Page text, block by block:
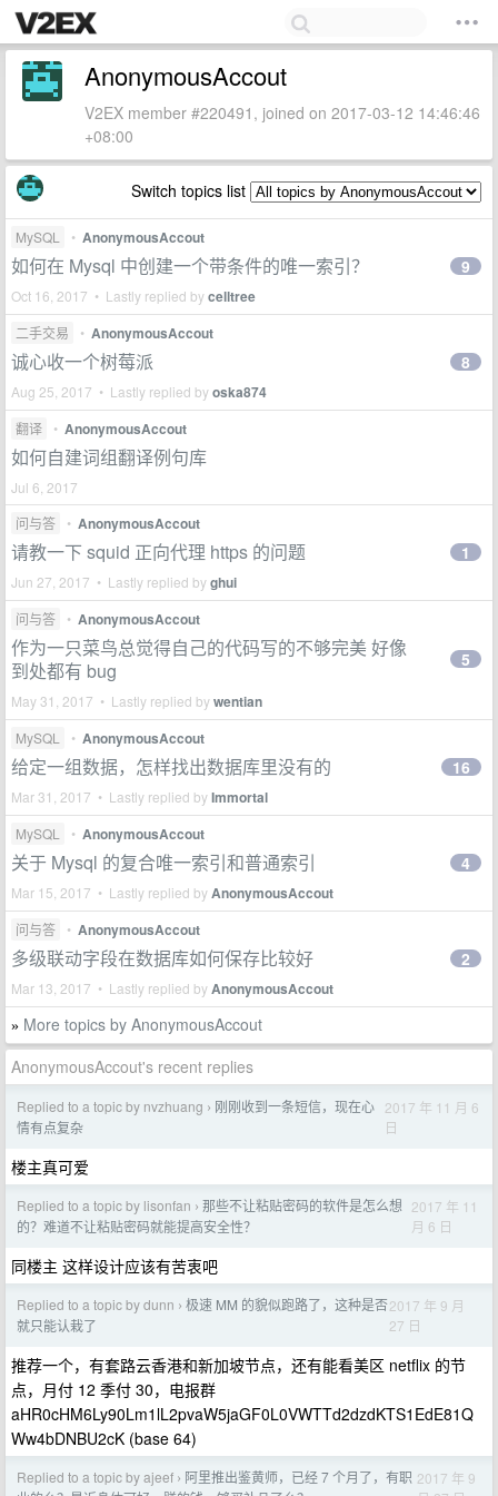
AnonymousAccout
V2EX member #220491, joined on 2017-03-12 14:46:46
+08:00
Switch topics list
MySQL • AnonymousAccout
如何在 Mysql 中创建一个带条件的唯一索引？
Oct 16, 2017 • Lastly replied bycelltree
9
二手交易 • AnonymousAccout
诚心收一个树莓派
Aug 25, 2017 • Lastly replied byoska874
8
翻译 • AnonymousAccout
如何自建词组翻译例句库
Jul 6, 2017
问与答
• AnonymousAccout
请教一下 squid 正向代理 https 的问题
Jun 27, 2017 • Lastly replied byghui
1
问与答 • AnonymousAccout
作为一只菜鸟总觉得自己的代码写的不够完美 好像
到处都有 bug
May 31, 2017 • Lastly replied bywentian
5
MySQL • AnonymousAccout
给定一组数据，怎样找出数据库里没有的
Mar 31, 2017 • Lastly replied byImmortal
16
MySQL • AnonymousAccout
关于 Mysql 的复合唯一索引和普通索引
Mar 15, 2017 • Lastly replied byAnonymousAccout
4
问与答 • AnonymousAccout
多级联动字段在数据库如何保存比较好
Mar 13, 2017 • Lastly replied byAnonymousAccout
2
» More topics by AnonymousAccout
AnonymousAccout's recent replies
Replied to a topic by nvzhuang › 刚刚收到一条短信，现在心
情有点复杂
2017 年 11 月 6
日
楼主真可爱
Replied to a topic by lisonfan › 那些不让粘贴密码的软件是怎么想
的？难道不让粘贴密码就能提高安全性？
2017 年 11
月 6 日
同楼主 这样设计应该有苦衷吧
Replied to a topic by dunn › 极速 MM 的貌似跑路了，这种是否
就只能认栽了
2017 年 9 月
27 日
推荐一个，有套路云香港和新加坡节点，还有能看美区 netflix 的节
点，月付 12 季付 30，电报群
aHR0cHM6Ly90Lm1lL2pvaW5jaGF0L0VWTTd2dzdKTS1EdE81Q
Ww4bDNBU2cK (base 64)
Replied to a topic by ajeef › 阿里推出鉴黄师，已经 7 个月了，有职 2017 年 9